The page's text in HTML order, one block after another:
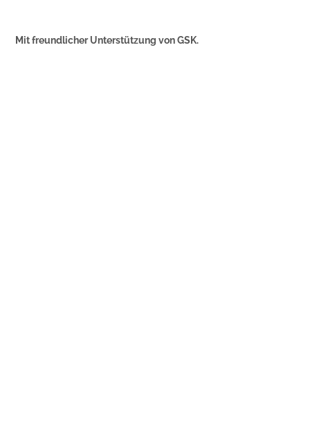
Mit freundlicher Unterstützung von GSK.